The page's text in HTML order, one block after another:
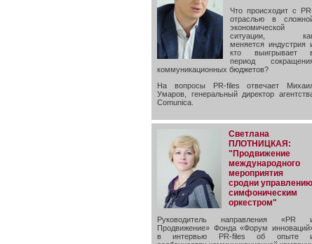
Что происходит с
отраслью в
экономической
ситуации,
меняется индустрия
кто выигрывает
период
коммуникационных бюджетов?
На вопросы PR-files отвечает
Умаров, генеральный директор
Comunica.
Светлана
ПЛОТНИЦКАЯ:
"Продвижение
международного
мероприятия
сродни управлению
симфоническим
оркестром"
Руководитель направления «PR
Продвижение» Фонда «Форум
в интервью PR-files об опыте